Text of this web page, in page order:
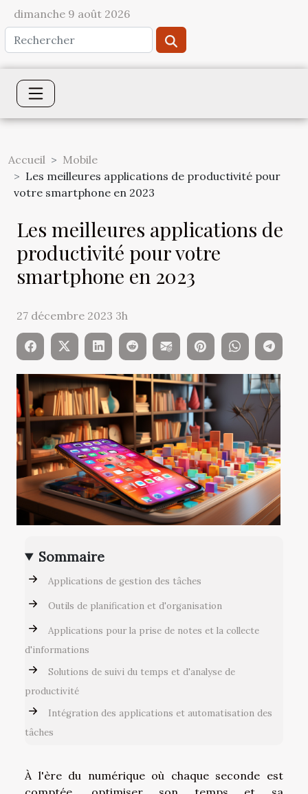
dimanche 9 août 2026
Accueil
Mobile
Les meilleures applications de productivité pour
votre smartphone en 2023
Les meilleures applications de
productivité pour votre
smartphone en 2023
27 décembre 2023 3h
Sommaire
Applications de gestion des tâches
Outils de planification et d'organisation
Applications pour la prise de notes et la collecte
d'informations
Solutions de suivi du temps et d'analyse de
productivité
Intégration des applications et automatisation des
tâches
À l'ère du numérique où chaque seconde est